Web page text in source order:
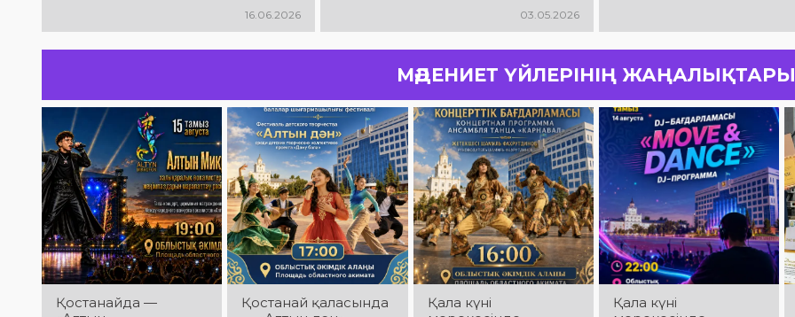
тақырыбында семинар өтті
16.06.2026 03.05.2026
МӘДЕНИЕТ ҮЙЛЕРІНІҢ ЖАҢАЛЫҚТАРЫ
Қостанайда —
Қостанай қаласында
Қала күні
Қала күні